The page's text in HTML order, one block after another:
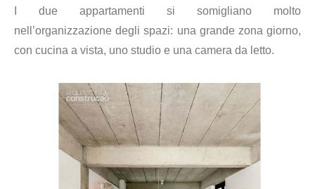
I due appartamenti si somigliano molto
nell’organizzazione degli spazi: una grande zona giorno,
con cucina a vista, uno studio e una camera da letto.